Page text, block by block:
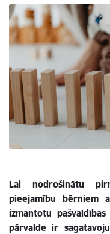
Lai nodrošinātu
pieejamību bērniem
izmantotu
pārvalde ir